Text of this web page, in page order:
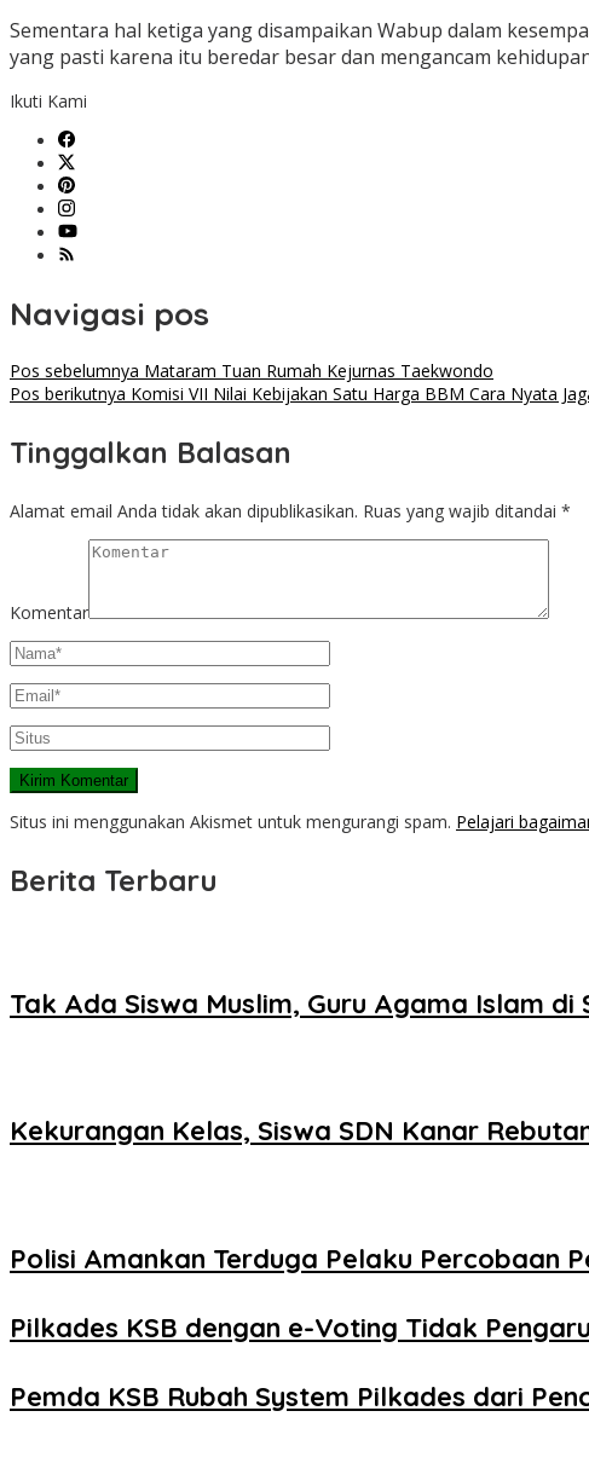
Sementara hal ketiga yang disampaikan Wabup dalam
yang pasti karena itu beredar besar dan mengancam
Ikuti Kami
Navigasi pos
Pos sebelumnya Mataram Tuan Rumah Kejurnas Taekwondo
Pos berikutnya Komisi VII Nilai Kebijakan Satu Harga BBM Cara Nyata
Tinggalkan Balasan
Alamat email Anda tidak akan dipublikasikan. Ruas yang wajib ditandai *
Komentar
Situs ini menggunakan Akismet untuk mengurangi spam. Pelajari
Berita Terbaru
Tak Ada Siswa Muslim, Guru Agama Islam
Kekurangan Kelas, Siswa SDN Kanar
Polisi Amankan Terduga Pelaku Percobaan
Pilkades KSB dengan e-Voting Tidak
Pemda KSB Rubah System Pilkades dari